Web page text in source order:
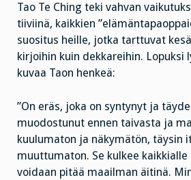
Tao Te Ching teki vahvan
tiiviinä, kaikkien
suositus heille, jotka tarttuvat
kirjoihin kuin dekkareihin. Lopuksi
kuvaa Taon henkeä:
”On eräs, joka on syntynyt ja
muodostunut ennen taivasta ja
kuulumaton ja näkymätön, täysin
muuttumaton. Se kulkee
voidaan pitää maailman äitinä.